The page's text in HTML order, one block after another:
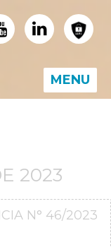
MENU
2023
N° 46/2023